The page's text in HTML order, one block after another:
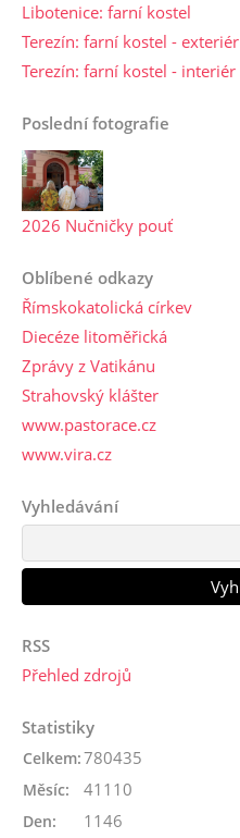
Libotenice: farní kostel
Terezín: farní kostel - exteriér
Terezín: farní kostel - interiér
Poslední fotografie
2026 Nučničky pouť
Oblíbené odkazy
Římskokatolická církev
Diecéze litoměřická
Zprávy z Vatikánu
Strahovský klášter
www.pastorace.cz
www.vira.cz
Vyhledávání
RSS
Přehled zdrojů
Statistiky
Celkem:780435
Měsíc: 41110
Den: 1146